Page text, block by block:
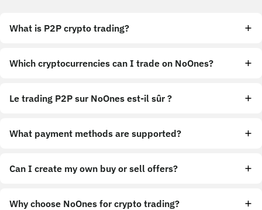
What is P2P crypto trading?
Which cryptocurrencies can I trade on NoOnes?
Le trading P2P sur NoOnes est-il sûr ?
What payment methods are supported?
Can I create my own buy or sell offers?
Why choose NoOnes for crypto trading?